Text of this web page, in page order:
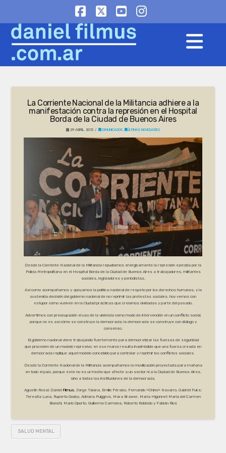
Facebook
X YouTube
Instagram
La Corriente Nacional de la Militancia adhiere a la
manifestación contra la represión en el Hospital
Borda de la Ciudad de Buenos Aires
29 ABRIL, 2013 COMUNICADOS, ÚLTIMAS NOVEDADES
Desde la Corriente Nacional de la Militancia repudiamos enérgicamente la represión ejercida por la
Policía Metropolitana en el Hospital Borda de la Ciudad de Buenos Aires a trabajadores, militantes
sociales, legisladores y periodistas.
Así como acompañamos y apoyamos la política nacional de respeto por los derechos humanos, y la
sostenida decisión del gobierno nacional de no reprimir las protestas sociales, hoy vemos con
estupor cómo vuelven en la Ciudad prácticas que creíamos olvidadas y parte del pasado.
Advertimos con preocupación el uso de la violencia como modo de intervención en un conflicto social,
porque no es así cómo se construye la democracia; la democracia se construye con diálogo y
consenso.
El gobierno nacional viene trabajando fuertemente para democratizar las fuerzas de seguridad
que proceden de un modelo represivo; en ese marco resulta inadmisible que una fuerza creada en
democracia replique aquel modelo concebido para controlar y reprimir los conflictos sociales.
Desde la Corriente Nacional de la Militancia acompañamos la movilización proyectada para mañana
en todo el país, porque este no es un hecho que afecte a un sector ni a la Ciudad de Buenos Aires,
sino a todas las instituciones de la democracia.
Agustín Rossi; Daniel Filmus, Jorge Taiana, Emilio Pérsico, Fernando «Chino» Navarro, Gabriel Fuks;
Teresita Luna, Ruperto Godoy, Adriana Puiggros, Mara Brawer, María Higonnet María del Carmen
Bianchi, Mario Oporto, Guillermo Carmona, Roberto Robledo y Fabián Ríos
SALUD MENTAL